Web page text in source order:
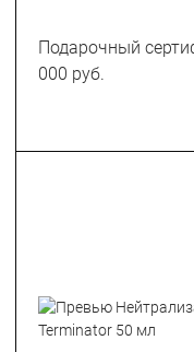
Подарочный
000 руб.